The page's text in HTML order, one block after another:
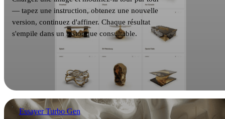
— tapez une instruction, obtenez une nouvelle
version, continuez d'affiner. Chaque résultat
s'empile dans un historique consultable.
Références Turbo Gen
Essayer Turbo Gen